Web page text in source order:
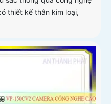
thiết kế thân kim loại,